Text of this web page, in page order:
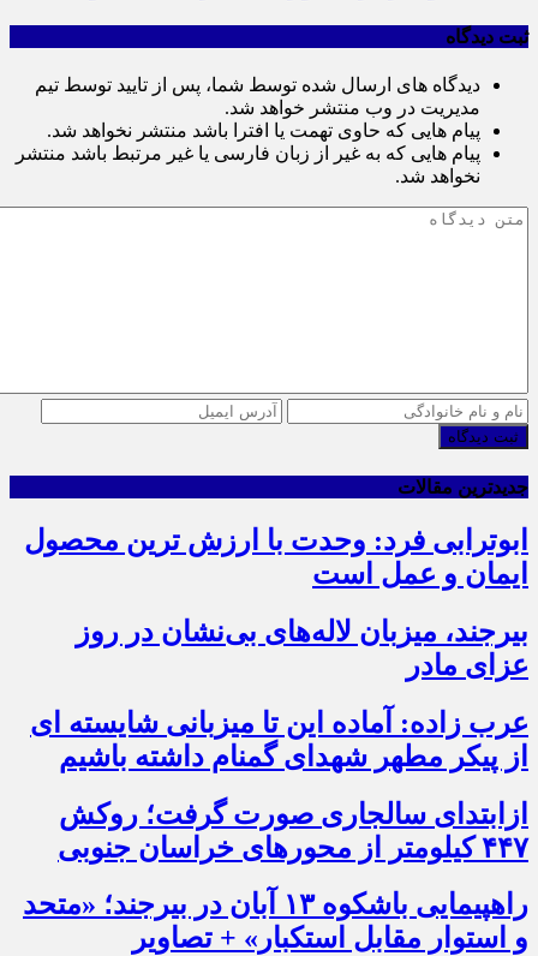
ثبت دیدگاه
دیدگاه های ارسال شده توسط شما، پس از تایید توسط تیم
مدیریت در وب منتشر خواهد شد.
پیام هایی که حاوی تهمت یا افترا باشد منتشر نخواهد شد.
پیام هایی که به غیر از زبان فارسی یا غیر مرتبط باشد منتشر
نخواهد شد.
ثبت دیدگاه
جدیدترین مقالات
ابوترابی فرد: وحدت با ارزش ترین محصول
ایمان و عمل است
بیرجند، میزبان لاله‌های بی‌نشان در روز
عزای مادر
عرب زاده: آماده این تا میزبانی شایسته ای
از پیکر مطهر شهدای گمنام داشته باشیم
ازابتدای سالجاری صورت گرفت؛ روکش
۴۴۷ کیلومتر از محورهای خراسان جنوبی
راهپیمایی باشکوه ۱۳ آبان در بیرجند؛ «متحد
و استوار مقابل استکبار» + تصاویر